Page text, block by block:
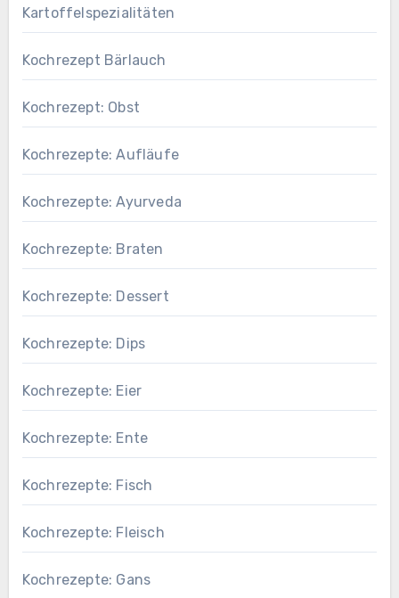
Kartoffelspezialitäten
Kochrezept Bärlauch
Kochrezept: Obst
Kochrezepte: Aufläufe
Kochrezepte: Ayurveda
Kochrezepte: Braten
Kochrezepte: Dessert
Kochrezepte: Dips
Kochrezepte: Eier
Kochrezepte: Ente
Kochrezepte: Fisch
Kochrezepte: Fleisch
Kochrezepte: Gans